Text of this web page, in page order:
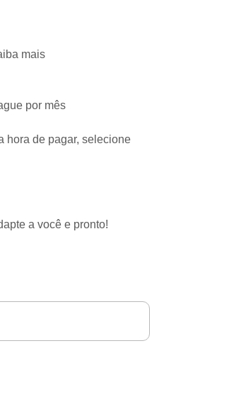
mais
por mês
hora de pagar, selecione
a você e pronto!